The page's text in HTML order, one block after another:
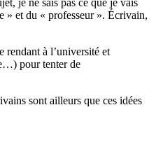
» et du « professeur ». Écrivain,
rendant à l’université et
pour tenter de
sont ailleurs que ces idées